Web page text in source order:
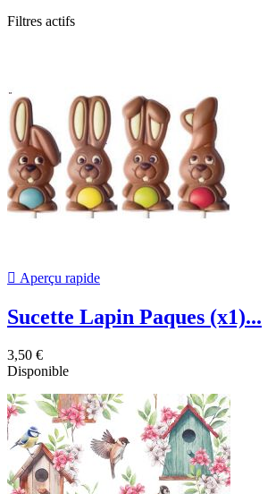
Filtres actifs
 Aperçu rapide
Sucette Lapin Paques (x1)...
3,50 €
Disponible